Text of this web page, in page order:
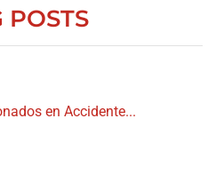
POSTS
en Accidente...